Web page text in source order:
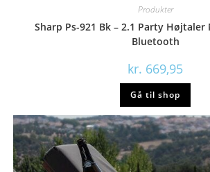
Produkter
Sharp Ps-921 Bk – 2.1 Party Højtaler
Bluetooth
kr. 669,95
Gå til shop